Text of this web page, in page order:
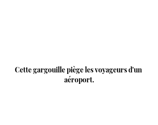
Cette gargouille piège les voyageurs d'un
aéroport.